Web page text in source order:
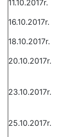
11.10.2017r.
16.10.2017r.
18.10.2017r.
20.10.2017r.
23.10.2017r.
25.10.2017r.